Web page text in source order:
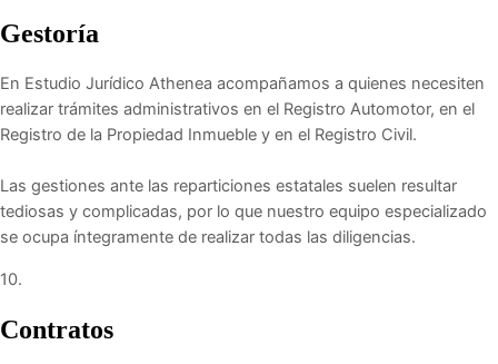
Gestoría
En Estudio Jurídico Athenea acompañamos a quienes necesiten
realizar trámites administrativos en el Registro Automotor, en el
Registro de la Propiedad Inmueble y en el Registro Civil.
Las gestiones ante las reparticiones estatales suelen resultar
tediosas y complicadas, por lo que nuestro equipo especializado
se ocupa íntegramente de realizar todas las diligencias.
10.
Contratos